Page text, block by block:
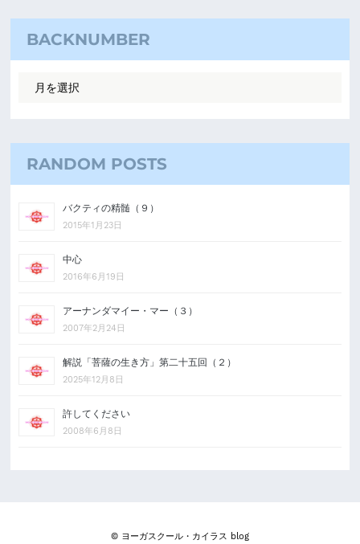
BACKNUMBER
RANDOM POSTS
バクティの精髄（９）
2015年1月23日
中心
2016年6月19日
アーナンダマイー・マー（３）
2007年2月24日
解説「菩薩の生き方」第二十五回（２）
2025年12月8日
許してください
2008年6月8日
© ヨーガスクール・カイラス blog